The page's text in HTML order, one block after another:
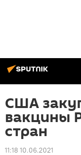
США
вакцины
стран
11:18 10.06.2021